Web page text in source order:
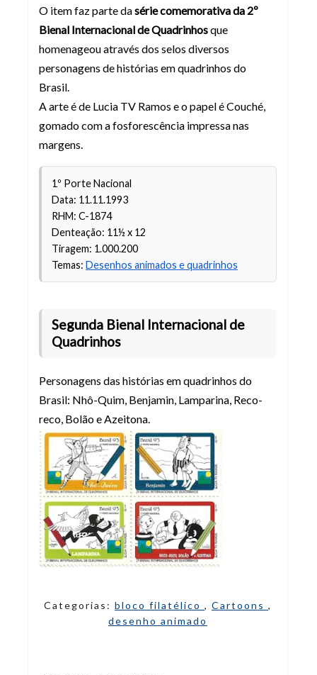
O item faz parte dasérie comemorativa da 2º
Bienal Internacional de Quadrinhosque
homenageou através dos selos diversos
personagens de histórias em quadrinhos do
Brasil.
A arte é de Lucia TV Ramos e o papel é Couché,
gomado com a fosforescência impressa nas
margens.
1º Porte Nacional
Data: 11.11.1993
RHM: C-1874
Denteação: 11½ x 12
Tiragem: 1.000.200
Temas: Desenhos animados e quadrinhos
Segunda Bienal Internacional de
Quadrinhos
Personagens das histórias em quadrinhos do
Brasil: Nhô-Quim, Benjamin, Lamparina, Reco-
reco, Bolão e Azeitona.
Categorias: bloco filatélico , Cartoons ,
desenho animado